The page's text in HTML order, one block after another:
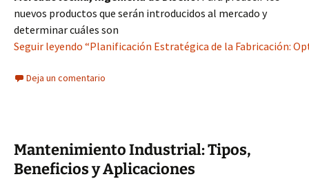
nuevos productos que serán introducidos al mercado y
determinar cuáles son
Seguir leyendo “Planificación Estratégica de la Fabricación:
Deja un comentario
Mantenimiento Industrial: Tipos,
Beneficios y Aplicaciones